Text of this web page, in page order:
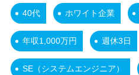
40代 ホワイト企業
年収1,000万円 週休3日
SE（システムエンジニア）